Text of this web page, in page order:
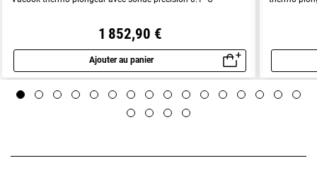
1 852,90 €
Ajouter au panier
Aperçu rapide